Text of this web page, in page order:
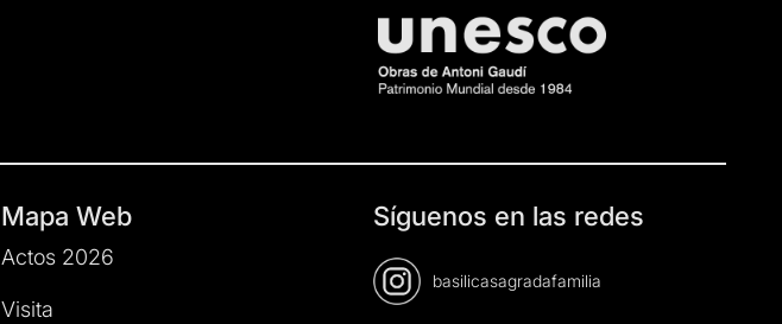
Mapa Web
Actos 2026
Visita
Síguenos en las redes
basilicasagradafamilia